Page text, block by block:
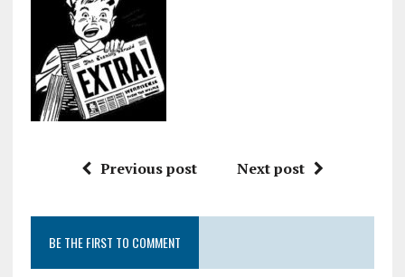
Previous post Next post
BE THE FIRST TO COMMENT